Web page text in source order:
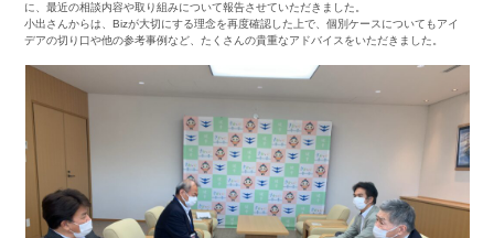
に、最近の相談内容や取り組みについて報告させていただきました。
小出さんからは、Bizが大切にする理念を再度確認した上で、個別ケースについてもアイ
デアの切り口や他の参考事例など、たくさんの貴重なアドバイスをいただきました。